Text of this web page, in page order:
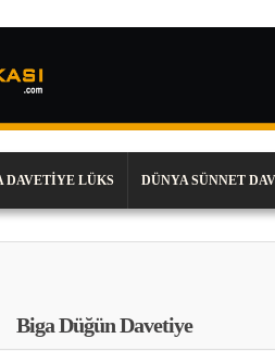
DAVETIYE LÜKS DÜNYA SÜNNET
Biga Düğün Davetiye